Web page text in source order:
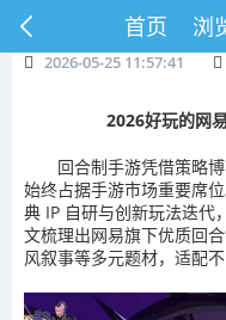
首页 浏
2026-05-25 11:57:41
2026好玩的网
回合制手游凭借策略
始终占据手游市场重要席
典 IP 自研与创新玩法迭代
文梳理出网易旗下优质回
风叙事等多元题材，适配不